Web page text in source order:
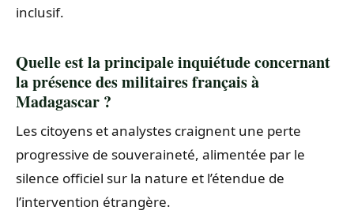
inclusif.
Quelle est la principale inquiétude concernant
la présence des militaires français à
Madagascar ?
Les citoyens et analystes craignent une perte
progressive de souveraineté, alimentée par le
silence officiel sur la nature et l’étendue de
l’intervention étrangère.